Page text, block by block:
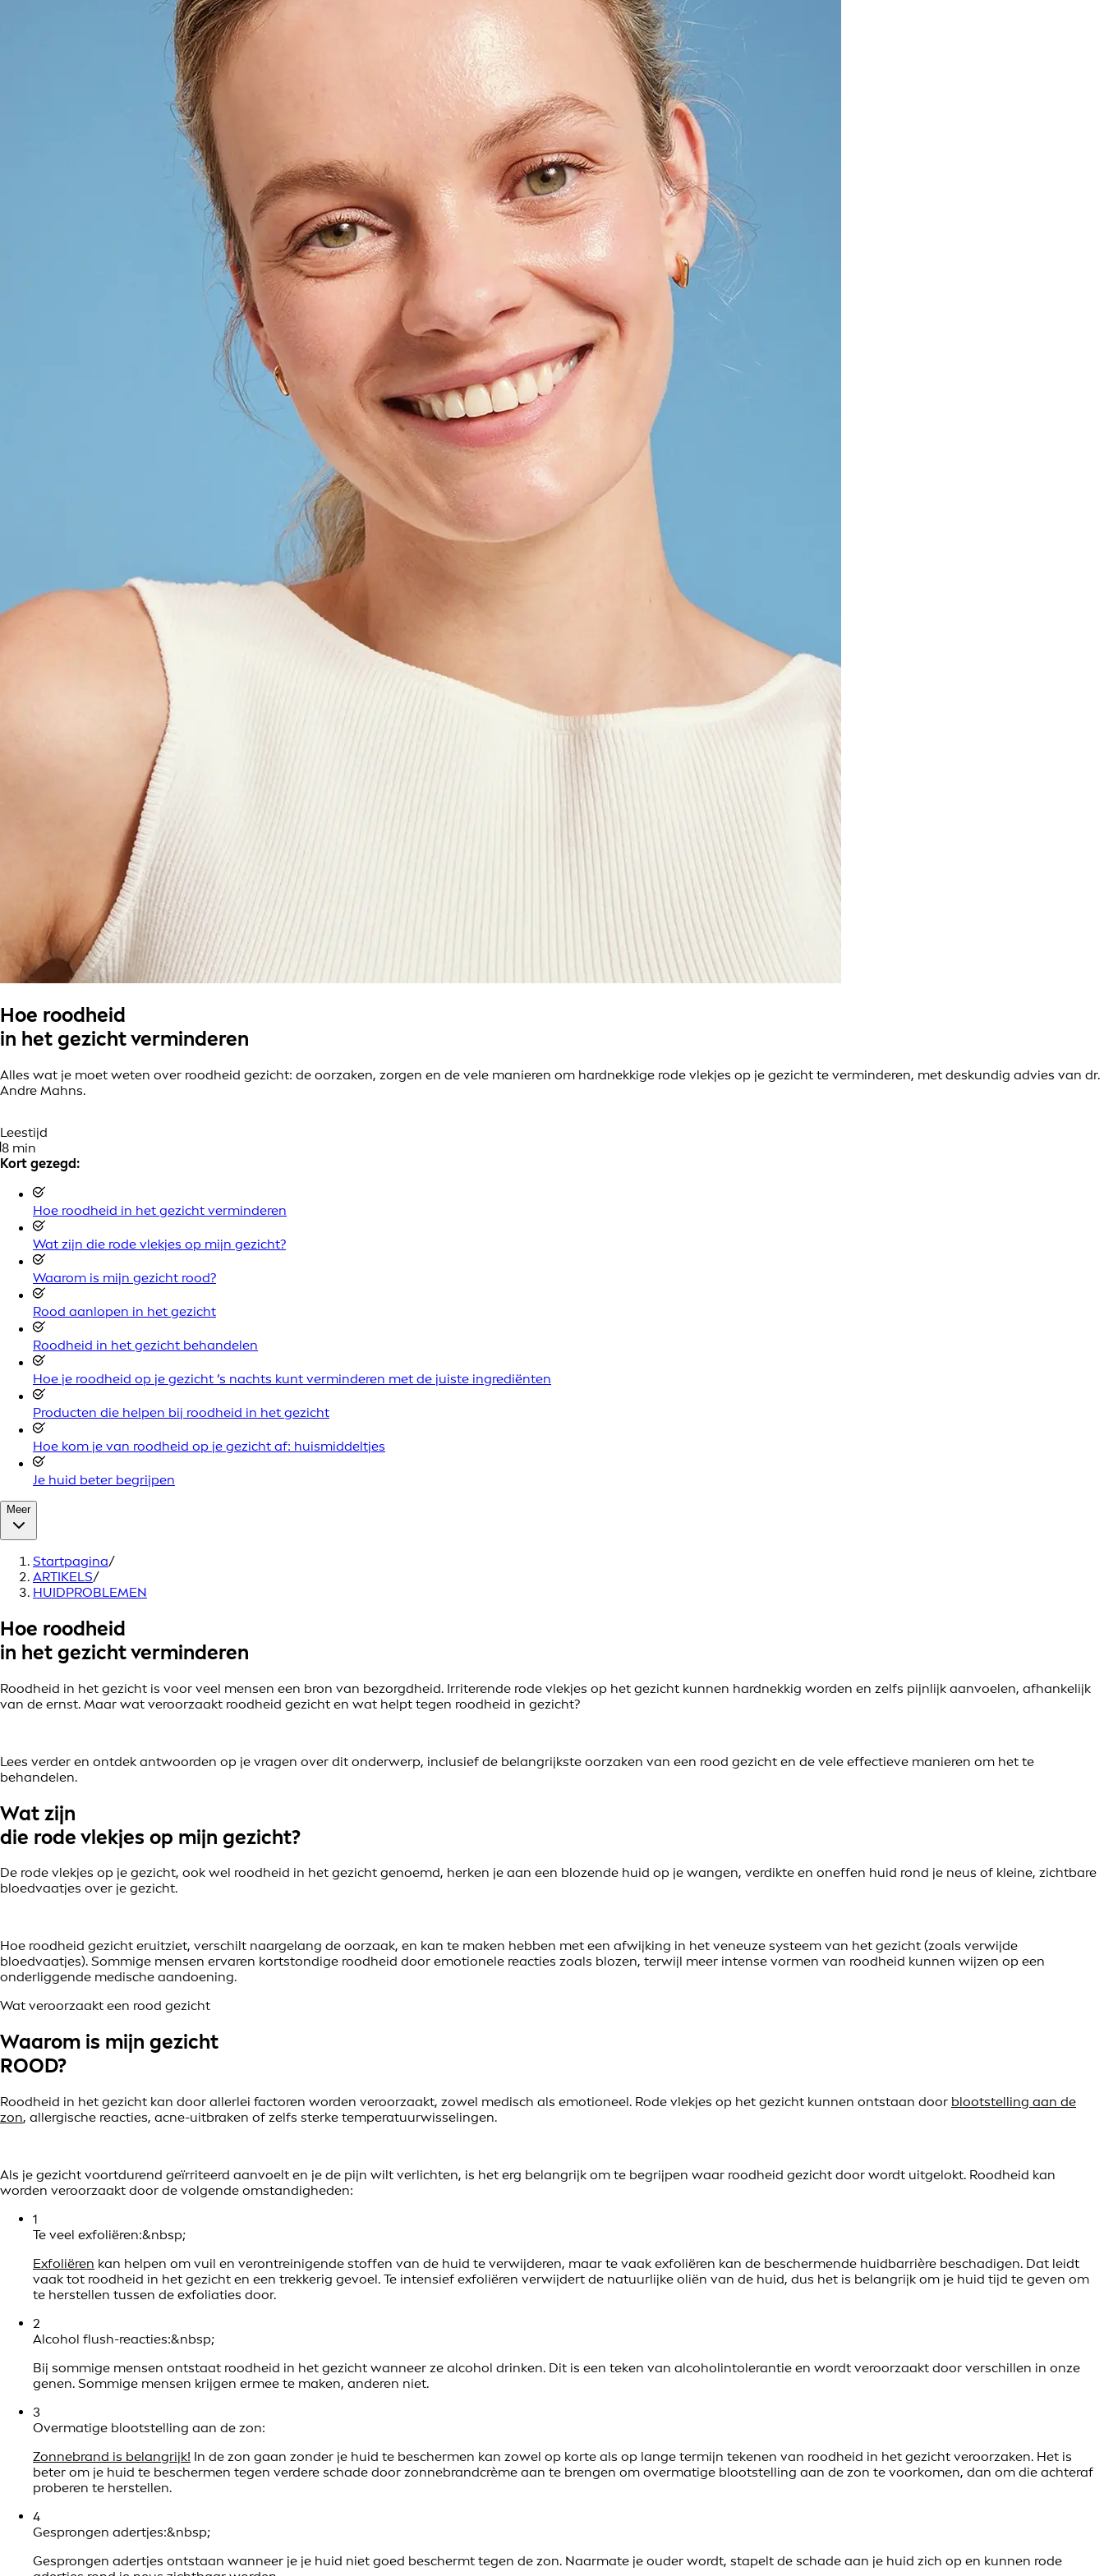
Hoe roodheid
in het gezicht verminderen
Alles wat je moet weten over roodheid gezicht: de oorzaken, zorgen en de vele manieren om hardnekkige rode vlekjes op je gezicht te verminderen, met deskundig advies van dr.
Andre Mahns.
Leestijd
8 min
Kort gezegd:
Hoe roodheid in het gezicht verminderen
Wat zijn die rode vlekjes op mijn gezicht?
Waarom is mijn gezicht rood?
Rood aanlopen in het gezicht
Roodheid in het gezicht behandelen
Hoe je roodheid op je gezicht ’s nachts kunt verminderen met de juiste ingrediënten
Producten die helpen bij roodheid in het gezicht
Hoe kom je van roodheid op je gezicht af: huismiddeltjes
Je huid beter begrijpen
Meer
Startpagina/
ARTIKELS/
HUIDPROBLEMEN
Hoe roodheid
in het gezicht verminderen
Roodheid in het gezicht is voor veel mensen een bron van bezorgdheid. Irriterende rode vlekjes op het gezicht kunnen hardnekkig worden en zelfs pijnlijk aanvoelen, afhankelijk
van de ernst. Maar wat veroorzaakt roodheid gezicht en wat helpt tegen roodheid in gezicht?
Lees verder en ontdek antwoorden op je vragen over dit onderwerp, inclusief de belangrijkste oorzaken van een rood gezicht en de vele effectieve manieren om het te
behandelen.
Wat zijn
die rode vlekjes op mijn gezicht?
De rode vlekjes op je gezicht, ook wel roodheid in het gezicht genoemd, herken je aan een blozende huid op je wangen, verdikte en oneffen huid rond je neus of kleine, zichtbare
bloedvaatjes over je gezicht.
Hoe roodheid gezicht eruitziet, verschilt naargelang de oorzaak, en kan te maken hebben met een afwijking in het veneuze systeem van het gezicht (zoals verwijde
bloedvaatjes). Sommige mensen ervaren kortstondige roodheid door emotionele reacties zoals blozen, terwijl meer intense vormen van roodheid kunnen wijzen op een
onderliggende medische aandoening.
Wat veroorzaakt een rood gezicht
Waarom is mijn gezicht
ROOD?
Roodheid in het gezicht kan door allerlei factoren worden veroorzaakt, zowel medisch als emotioneel. Rode vlekjes op het gezicht kunnen ontstaan door blootstelling aan de
zon, allergische reacties, acne-uitbraken of zelfs sterke temperatuurwisselingen.
Als je gezicht voortdurend geïrriteerd aanvoelt en je de pijn wilt verlichten, is het erg belangrijk om te begrijpen waar roodheid gezicht door wordt uitgelokt. Roodheid kan
worden veroorzaakt door de volgende omstandigheden:
1
Te veel exfoliëren:&nbsp;
Exfoliëren kan helpen om vuil en verontreinigende stoffen van de huid te verwijderen, maar te vaak exfoliëren kan de beschermende huidbarrière beschadigen. Dat leidt
vaak tot roodheid in het gezicht en een trekkerig gevoel. Te intensief exfoliëren verwijdert de natuurlijke oliën van de huid, dus het is belangrijk om je huid tijd te geven om
te herstellen tussen de exfoliaties door.
2
Alcohol flush-reacties:&nbsp;
Bij sommige mensen ontstaat roodheid in het gezicht wanneer ze alcohol drinken. Dit is een teken van alcoholintolerantie en wordt veroorzaakt door verschillen in onze
genen. Sommige mensen krijgen ermee te maken, anderen niet.
3
Overmatige blootstelling aan de zon:
Zonnebrand is belangrijk! In de zon gaan zonder je huid te beschermen kan zowel op korte als op lange termijn tekenen van roodheid in het gezicht veroorzaken. Het is
beter om je huid te beschermen tegen verdere schade door zonnebrandcrème aan te brengen om overmatige blootstelling aan de zon te voorkomen, dan om die achteraf
proberen te herstellen.
4
Gesprongen adertjes:&nbsp;
Gesprongen adertjes ontstaan wanneer je je huid niet goed beschermt tegen de zon. Naarmate je ouder wordt, stapelt de schade aan je huid zich op en kunnen rode